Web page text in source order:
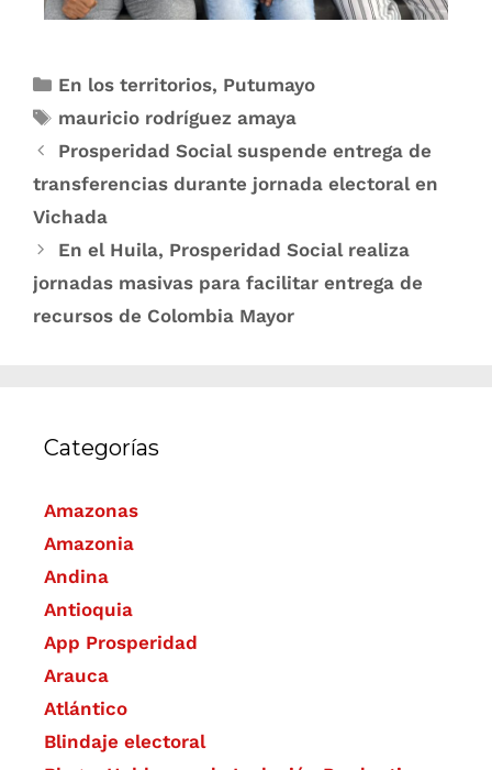
En los territorios, Putumayo
mauricio rodríguez amaya
Prosperidad Social suspende entrega de
transferencias durante jornada electoral en
Vichada
En el Huila, Prosperidad Social realiza
jornadas masivas para facilitar entrega de
recursos de Colombia Mayor
Categorías
Amazonas
Amazonia
Andina
Antioquia
App Prosperidad
Arauca
Atlántico
Blindaje electoral